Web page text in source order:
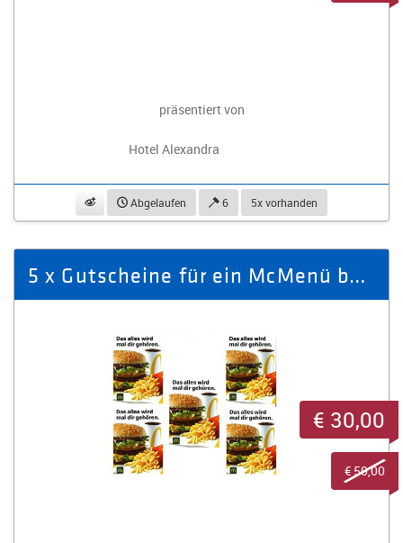
präsentiert von
Hotel Alexandra
beobachtenAbgelaufen 6 5x vorhanden
5 x Gutscheine für ein McMenü bei McDonald’s in Plauen
€ 30,00
€ 50,00